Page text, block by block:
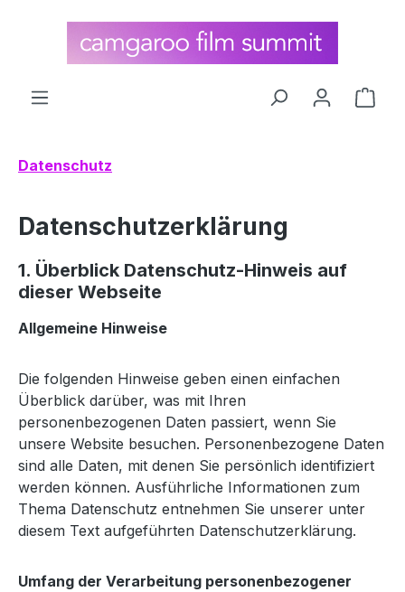
springen
Datenschutz
Datenschutzerklärung
1. Überblick Datenschutz-Hinweis auf
dieser Webseite
Allgemeine Hinweise
Die folgenden Hinweise geben einen einfachen
Überblick darüber, was mit Ihren
personenbezogenen Daten passiert, wenn Sie
unsere Website besuchen. Personenbezogene Daten
sind alle Daten, mit denen Sie persönlich identifiziert
werden können. Ausführliche Informationen zum
Thema Datenschutz entnehmen Sie unserer unter
diesem Text aufgeführten Datenschutzerklärung.
Umfang der Verarbeitung personenbezogener